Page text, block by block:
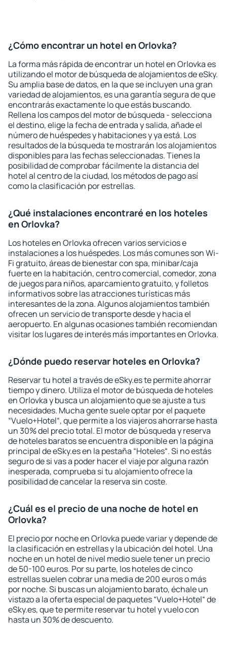
¿Cómo encontrar un hotel en Orlovka?
La forma más rápida de encontrar un hotel en Orlovka es
utilizando el motor de búsqueda de alojamientos de eSky.
Su amplia base de datos, en la que se incluyen una gran
variedad de alojamientos, es una garantía segura de que
encontrarás exactamente lo que estás buscando.
Rellena los campos del motor de búsqueda - selecciona
el destino, elige la fecha de entrada y salida, añade el
número de huéspedes y habitaciones y ya está. Los
resultados de la búsqueda te mostrarán los alojamientos
disponibles para las fechas seleccionadas. Tienes la
posibilidad de comprobar fácilmente la distancia del
hotel al centro de la ciudad, los métodos de pago así
como la clasificación por estrellas.
¿Qué instalaciones encontraré en los hoteles
en Orlovka?
Los hoteles en Orlovka ofrecen varios servicios e
instalaciones a los huéspedes. Los más comunes son Wi-
Fi gratuito, áreas de bienestar con spa, minibar/caja
fuerte en la habitación, centro comercial, comedor, zona
de juegos para niños, aparcamiento gratuito, y folletos
informativos sobre las atracciones turísticas más
interesantes de la zona. Algunos alojamientos también
ofrecen un servicio de transporte desde y hacia el
aeropuerto. En algunas ocasiones también recomiendan
visitar los lugares de interés más importantes en Orlovka.
¿Dónde puedo reservar hoteles en Orlovka?
Reservar tu hotel a través de eSky.es te permite ahorrar
tiempo y dinero. Utiliza el motor de búsqueda de hoteles
en Orlovka y busca un alojamiento que se ajuste a tus
necesidades. Mucha gente suele optar por el paquete
“Vuelo+Hotel“, que permite a los viajeros ahorrarse hasta
un 30% del precio total. El motor de búsqueda y reserva
de hoteles baratos se encuentra disponible en la página
principal de eSky.es en la pestaña “Hoteles“. Si no estás
seguro de si vas a poder hacer el viaje por alguna razón
inesperada, comprueba si tu alojamiento ofrece la
posibilidad de cancelar la reserva sin coste.
¿Cuál es el precio de una noche de hotel en
Orlovka?
El precio por noche en Orlovka puede variar y depende de
la clasificación en estrellas y la ubicación del hotel. Una
noche en un hotel de nivel medio suele tener un precio
de 50-100 euros. Por su parte, los hoteles de cinco
estrellas suelen cobrar una media de 200 euros o más
por noche. Si buscas un alojamiento barato, échale un
vistazo a la oferta especial de paquetes “Vuelo+Hotel“ de
eSky.es, que te permite reservar tu hotel y vuelo con
hasta un 30% de descuento.